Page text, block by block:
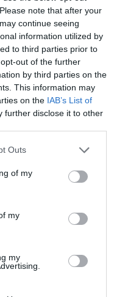
note that after your
continue seeing
information utilized by
to third parties prior to
out of the further
by third parties on the
This information may
on the IAB’s List of
further disclose it to other
Outs
of my
my
my
por el
su validez es de 10
de prescripción(o desde
si consta). En el caso
es de 90 días.
papel sirve para una
se custodia
en que
no se aceptan
ni enviadas por
ni mensajes
o similar) como
privada